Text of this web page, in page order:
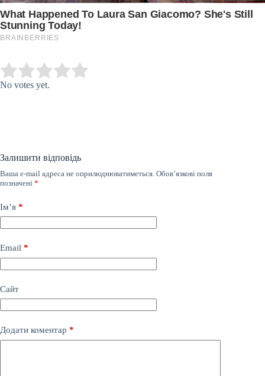
Rate this item:
No votes yet.
Залишити відповідь
Ваша e-mail адреса не оприлюднюватиметься. Обов’язкові поля
позначені *
Ім’я *
Email *
Сайт
Додати коментар *